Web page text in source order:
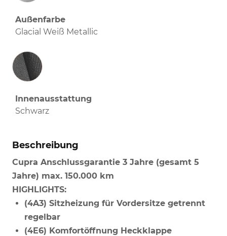
Außenfarbe
Glacial Weiß Metallic
Innenausstattung
Innenausstattung
Schwarz
Beschreibung
Cupra Anschlussgarantie 3 Jahre (gesamt 5
Jahre) max. 150.000 km
HIGHLIGHTS:
(4A3) Sitzheizung für Vordersitze getrennt
regelbar
(4E6) Komfortöffnung Heckklappe